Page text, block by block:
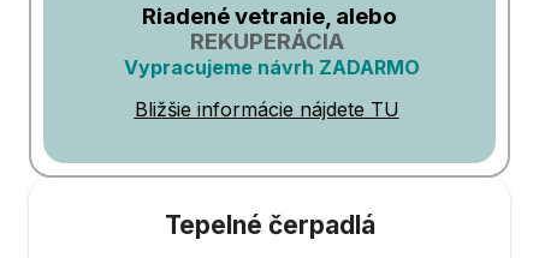
Riadené vetranie, alebo
REKUPERÁCIA
Vypracujeme návrh ZADARMO
Bližšie informácie nájdete TU
Tepelné čerpadlá